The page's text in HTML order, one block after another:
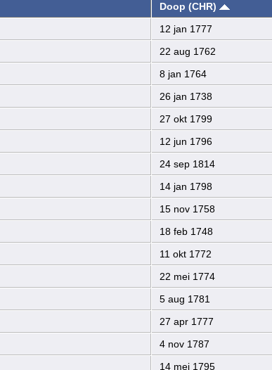
Doop (CHR)
12 jan 1777
22 aug 1762
8 jan 1764
26 jan 1738
27 okt 1799
12 jun 1796
24 sep 1814
14 jan 1798
15 nov 1758
18 feb 1748
11 okt 1772
22 mei 1774
5 aug 1781
27 apr 1777
4 nov 1787
14 mei 1795